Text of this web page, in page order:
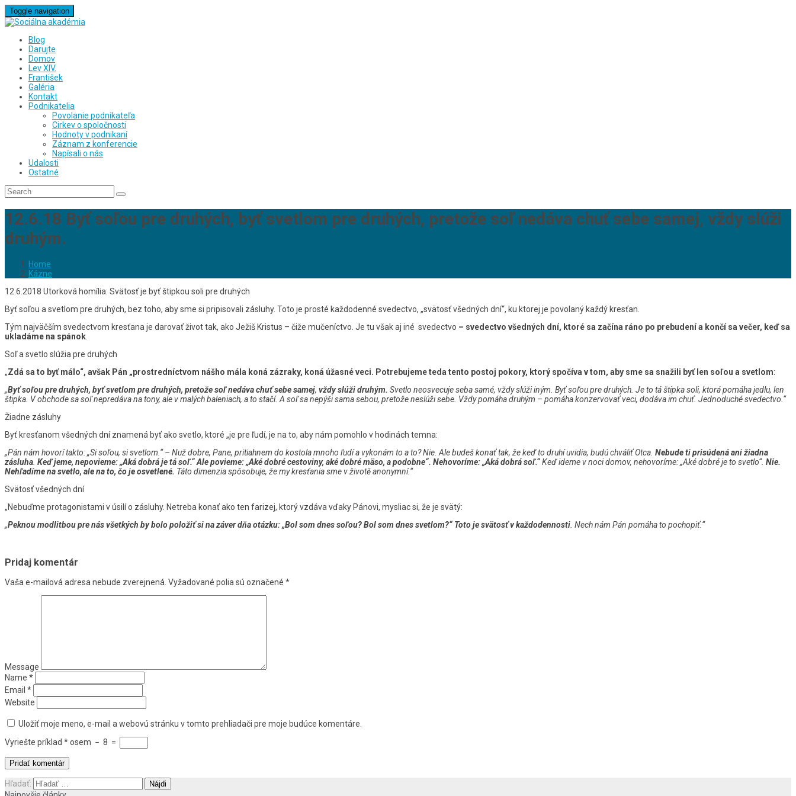
Toggle navigation
Blog
Darujte
Domov
Lev XIV.
František
Galéria
Kontakt
Podnikatelia
Povolanie podnikateľa
Cirkev o spoločnosti
Hodnoty v podnikaní
Záznam z konferencie
Napísali o nás
Udalosti
Ostatné
12.6.18 Byť soľou pre druhých, byť svetlom pre druhých, pretože soľ nedáva chuť sebe samej, vždy slúži
druhým.
Home
Kázne
12.6.2018 Utorková homília: Svätosť je byť štipkou soli pre druhých
Byť soľou a svetlom pre druhých, bez toho, aby sme si pripisovali zásluhy. Toto je prosté každodenné svedectvo, „svätosť všedných dní“, ku ktorej je povolaný každý kresťan.
Tým najväčším svedectvom kresťana je darovať život tak, ako Ježiš Kristus – čiže mučeníctvo. Je tu však aj iné svedectvo – svedectvo všedných dní, ktoré sa začína ráno po prebudení a končí sa večer, keď sa
ukladáme na spánok
Soľ a svetlo slúžia pre druhých
„Zdá sa to byť málo“, avšak Pán „prostredníctvom nášho mála koná zázraky, koná úžasné veci. Potrebujeme teda tento postoj pokory, ktorý spočíva v tom, aby sme sa snažili byť len soľou a svetlom:
„Byť soľou pre druhých, byť svetlom pre druhých, pretože soľ nedáva chuť sebe samej, vždy slúži druhým. Svetlo neosvecuje seba samé, vždy slúži iným. Byť soľou pre druhých. Je to tá štipka soli, ktorá pomáha jedlu, len
štipka. V obchode sa soľ nepredáva na tony, ale v malých baleniach, a to stačí. A soľ sa nepýši sama sebou, pretože neslúži sebe. Vždy pomáha druhým – pomáha konzervovať veci, dodáva im chuť. Jednoduché svedectvo.“
Žiadne zásluhy
Byť kresťanom všedných dní znamená byť ako svetlo, ktoré „je pre ľudí, je na to, aby nám pomohlo v hodinách temna:
„Pán nám hovorí takto: „Si soľou, si svetlom.“ – Nuž dobre, Pane, pritiahnem do kostola mnoho ľudí a vykonám to a to? Nie. Ale budeš konať tak, že keď to druhí uvidia, budú chváliť Otca. Nebude ti prisúdená ani žiadna
zásluha Keď jeme, nepovieme: „Aká dobrá je tá soľ.“ Ale povieme: „Aké dobré cestoviny, aké dobré mäso, a podobne“. Nehovoríme: „Aká dobrá soľ.“Keď ideme v noci domov, nehovoríme: „Aké dobré je to svetlo“. Nie.
Nehľadíme na svetlo, ale na to, čo je osvetlené. Táto dimenzia spôsobuje, že my kresťania sme v životě anonymní.“
Svätosť všedných dní
„Nebuďme protagonistami v úsilí o zásluhy. Netreba konať ako ten farizej, ktorý vzdáva vďaky Pánovi, mysliac si, že je svätý:
„Peknou modlitbou pre nás všetkých by bolo položiť si na záver dňa otázku: „Bol som dnes soľou? Bol som dnes svetlom?“ Toto je svätosť v každodennosti . Nech nám Pán pomáha to pochopiť.“
Pridaj komentár
Vaša e-mailová adresa nebude zverejnená. Vyžadované polia sú označené *
Message
Name *
Email *
Website
Uložiť moje meno, e-mail a webovú stránku v tomto prehliadači pre moje budúce komentáre.
Vyriešte príklad *osem − 8 =
Hľadať: